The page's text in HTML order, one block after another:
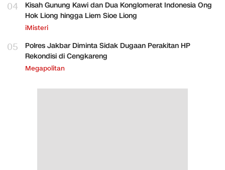
04
Kisah Gunung Kawi dan Dua Konglomerat Indonesia Ong
Hok Liong hingga Liem Sioe Liong
iMisteri
05
Polres Jakbar Diminta Sidak Dugaan Perakitan HP
Rekondisi di Cengkareng
Megapolitan